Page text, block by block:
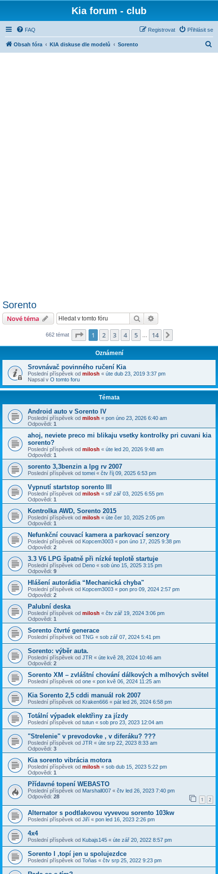
Kia forum - club
FAQ Přihlásit se
Registrovat
Obsah fóra KIA diskuse dle modelů Sorento
Sorento
Nové téma Hledat
662 témat Stránka z 14
1 2 3 4 5 14
Oznámení
Srovnávač povinného ručení Kia
Poslední příspěvek od milosh « úte dub 23, 2019 3:37 pm
Napsal v O tomto foru
Témata
Android auto v Sorento IV
Poslední příspěvek od milosh « pon úno 23, 2026 6:40 am
Odpovědi: 1
ahoj, neviete preco mi blikaju vsetky kontrolky pri cuvani kia
sorento?
Poslední příspěvek od milosh « úte led 20, 2026 9:48 am
Odpovědi: 1
sorento 3,3benzin a lpg rv 2007
Poslední příspěvek od tomei « čtv říj 09, 2025 6:53 pm
Vypnutí startstop sorento III
Poslední příspěvek od milosh « stř zář 03, 2025 6:55 pm
Odpovědi: 1
Kontrolka AWD, Sorento 2015
Poslední příspěvek od milosh « úte čer 10, 2025 2:05 pm
Odpovědi: 1
Nefunkční couvací kamera a parkovací senzory
Poslední příspěvek od Kopcem3003 « pon úno 17, 2025 9:38 pm
Odpovědi: 2
3.3 V6 LPG špatně při nízké teplotě startuje
Poslední příspěvek od Deno « sob úno 15, 2025 3:15 pm
Odpovědi: 9
Hlášení autorádia “Mechanická chyba"
Poslední příspěvek od Kopcem3003 « pon pro 09, 2024 2:57 pm
Odpovědi: 2
Palubní deska
Poslední příspěvek od milosh « čtv zář 19, 2024 3:06 pm
Odpovědi: 1
Sorento čtvrté generace
Poslední příspěvek od TNG « sob zář 07, 2024 5:41 pm
Sorento: výběr auta.
Poslední příspěvek od JTR « úte kvě 28, 2024 10:46 am
Odpovědi: 2
Sorento XM – zvláštní chování dálkových a mlhových světel
Poslední příspěvek od one « pon kvě 06, 2024 11:25 am
Kia Sorento 2,5 cddi manuál rok 2007
Poslední příspěvek od Kraken666 « pát led 26, 2024 6:58 pm
Totální výpadek elektřiny za jízdy
Poslední příspěvek od tutun « sob pro 23, 2023 12:04 am
"Strelenie" v prevodovke , v diferáku? ???
Poslední příspěvek od JTR « úte srp 22, 2023 8:33 am
Odpovědi: 3
Kia sorento vibrácia motora
Poslední příspěvek od milosh « sob dub 15, 2023 5:22 pm
Odpovědi: 1
Přídavné topení WEBASTO
Poslední příspěvek od Marshall007 « čtv led 26, 2023 7:40 pm
Odpovědi: 28 1 2
Alternator s podtlakovou vyvevou sorento 103kw
Poslední příspěvek od Jiří « pon led 16, 2023 2:26 pm
4x4
Poslední příspěvek od Kubajs145 « úte zář 20, 2022 8:57 pm
Sorento I ,topí jen u spolujezdce
Poslední příspěvek od Toňas « čtv srp 25, 2022 9:23 pm